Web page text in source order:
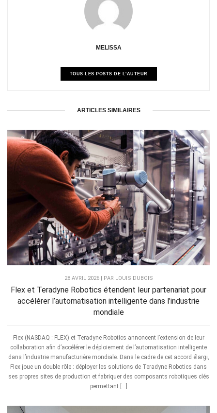
MELISSA
TOUS LES POSTS DE L'AUTEUR
ARTICLES SIMILAIRES
28 AVRIL 2026 | PAR LOUIS DUBOIS
Flex et Teradyne Robotics étendent leur partenariat pour
accélérer l’automatisation intelligente dans l’industrie
mondiale
Flex (NASDAQ : FLEX) et Teradyne Robotics annoncent l’extension de leur
collaboration afin d’accélérer le déploiement de l’automatisation intelligente
dans l’industrie manufacturière mondiale. Dans le cadre de cet accord élargi,
Flex joue un double rôle : déployer les solutions de Teradyne Robotics dans
ses propres sites de production et fabriquer des composants robotiques clés
permettant […]